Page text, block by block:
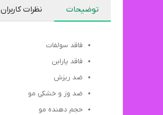
توضیحات نظرات کاربران
فاقد سولفات
فاقد پارابن
ضد ریزش
ضد وز و خشکی مو
حجم دهنده مو